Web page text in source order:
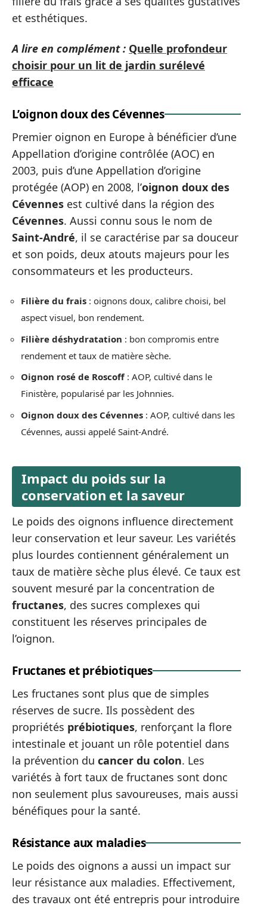
et esthétiques.
A lire en complément : Quelle profondeur
choisir pour un lit de jardin surélevé
efficace
L’oignon doux des Cévennes
Premier oignon en Europe à bénéficier d’une
Appellation d’origine contrôlée (AOC) en
2003, puis d’une Appellation d’origine
protégée (AOP) en 2008, l’oignon doux des
Cévennes est cultivé dans la région des
Cévennes. Aussi connu sous le nom de
Saint-André, il se caractérise par sa douceur
et son poids, deux atouts majeurs pour les
consommateurs et les producteurs.
Filière du frais : oignons doux, calibre choisi, bel
aspect visuel, bon rendement.
Filière déshydratation : bon compromis entre
rendement et taux de matière sèche.
Oignon rosé de Roscoff: AOP, cultivé dans le
Finistère, popularisé par les Johnnies.
Oignon doux des Cévennes : AOP, cultivé dans les
Cévennes, aussi appelé Saint-André.
Impact du poids sur la
conservation et la saveur
Le poids des oignons influence directement
leur conservation et leur saveur. Les variétés
plus lourdes contiennent généralement un
taux de matière sèche plus élevé. Ce taux est
souvent mesuré par la concentration de
fructanes, des sucres complexes qui
constituent les réserves principales de
l’oignon.
Fructanes et prébiotiques
Les fructanes sont plus que de simples
réserves de sucre. Ils possèdent des
propriétés prébiotiques, renforçant la flore
intestinale et jouant un rôle potentiel dans
la prévention du cancer du colon. Les
variétés à fort taux de fructanes sont donc
non seulement plus savoureuses, mais aussi
bénéfiques pour la santé.
Résistance aux maladies
Le poids des oignons a aussi un impact sur
leur résistance aux maladies. Effectivement,
des travaux ont été entrepris pour introduire